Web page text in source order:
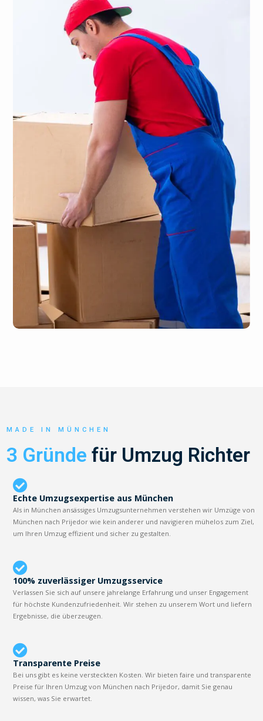
MADE IN MÜNCHEN
3 Gründe für Umzug Richter
Echte Umzugsexpertise aus München
Als in München ansässiges Umzugsunternehmen verstehen wir Umzüge von
München nach Prijedor wie kein anderer und navigieren mühelos zum Ziel,
um Ihren Umzug effizient und sicher zu gestalten.
100% zuverlässiger Umzugsservice
Verlassen Sie sich auf unsere jahrelange Erfahrung und unser Engagement
für höchste Kundenzufriedenheit. Wir stehen zu unserem Wort und liefern
Ergebnisse, die überzeugen.
Transparente Preise
Bei uns gibt es keine versteckten Kosten. Wir bieten faire und transparente
Preise für Ihren Umzug von München nach Prijedor, damit Sie genau
wissen, was Sie erwartet.